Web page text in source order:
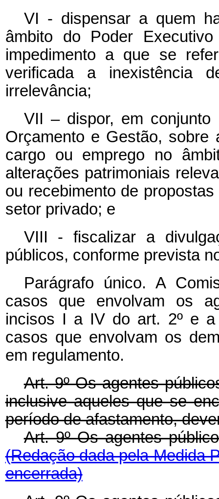
VI - dispensar a quem
âmbito do Poder
impedimento a que se
verificada a inexistência
irrelevância;
VII – dispor, em conjunto
Orçamento e Gestão, sobre
cargo ou emprego no
alterações patrimoniais
ou recebimento de
setor privado; e
VIII - fiscalizar a
públicos, conforme prevista
Parágrafo único. A
casos que envolvam os
incisos I a IV do art. 2º e a
casos que envolvam os
em regulamento.
Art. 9º Os agentes
inclusive aqueles que se
período de afastamento,
Art. 9ºOs agentes
(Redação dada pela Medida
encerrada)